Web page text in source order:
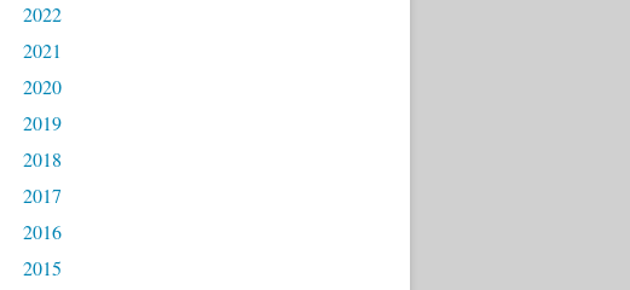
2022
2021
2020
2019
2018
2017
2016
2015